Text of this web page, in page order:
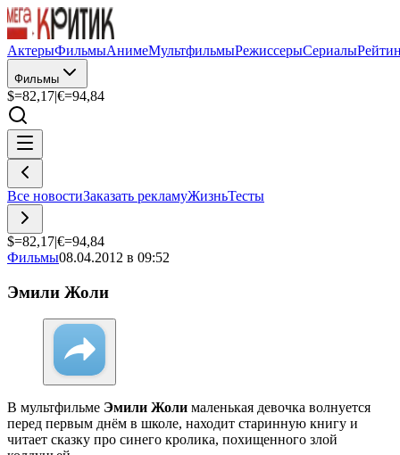
АктерыФильмыАнимеМультфильмыРежиссерыСериалы
Фильмы
$=82,17|€=94,84
Все новостиЗаказать рекламуЖизньТесты
$=82,17|€=94,84
Фильмы08.04.2012 в 09:52
Эмили Жоли
В мультфильме Эмили Жоли маленькая девочка волнуется
перед первым днём в школе, находит старинную книгу и
читает сказку про синего кролика, похищенного злой